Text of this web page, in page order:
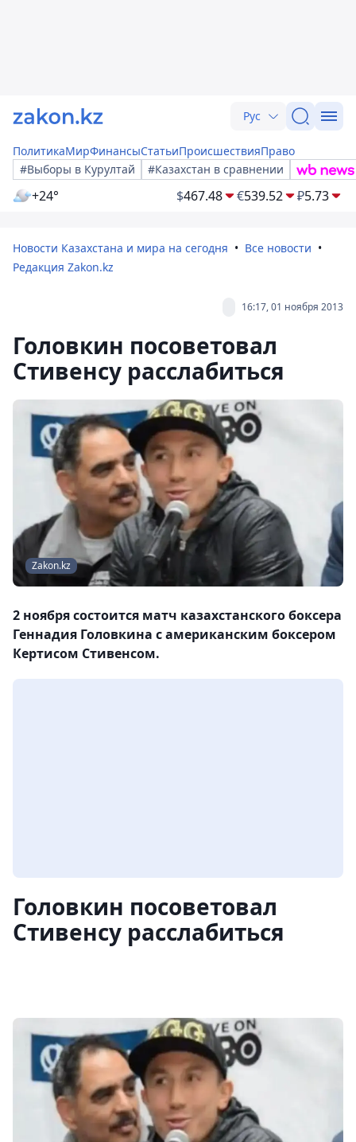
Рус
ПолитикаМирФинансыСтатьиПроисшествияПраво
#Выборы в Курултай
#Казахстан в сравнении
+24° $467.48 €539.52 ₽5.73
Новости Казахстана и мира на сегодня
Все новости
Редакция Zakon.kz
16:17, 01 ноября 2013
Головкин посоветовал
Стивенсу расслабиться
Zakon.kz
2 ноября состоится матч казахстанского боксера
Геннадия Головкина с американским боксером
Кертисом Стивенсом.
Головкин посоветовал
Стивенсу расслабиться